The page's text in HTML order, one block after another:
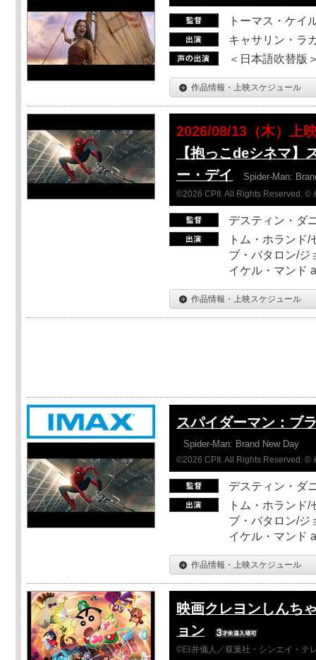
トーマス・ケイ
キャサリン・ラ
＜日本語吹替版
作品情報・上映スケジュール
2026/08/13（木）上
【抱っこdeシネマ】
ー・デイ
Spider-Man:
©2026 CPII. All Rights Reserved. ©
デスティン・ダ
トム・ホランド
ブ・バタロン/ジ
イケル・マンド
作品情報・上映スケジュール
スパイダーマン：ブ
Spider-Man: Brand New Day
©2026 CPII. All Rights Reserved. ©
デスティン・ダ
トム・ホランド
ブ・バタロン/ジ
イケル・マンド
作品情報・上映スケジュール
映画クレヨンしんち
ョン
©臼井儀人／双葉社・シンエイ・テ